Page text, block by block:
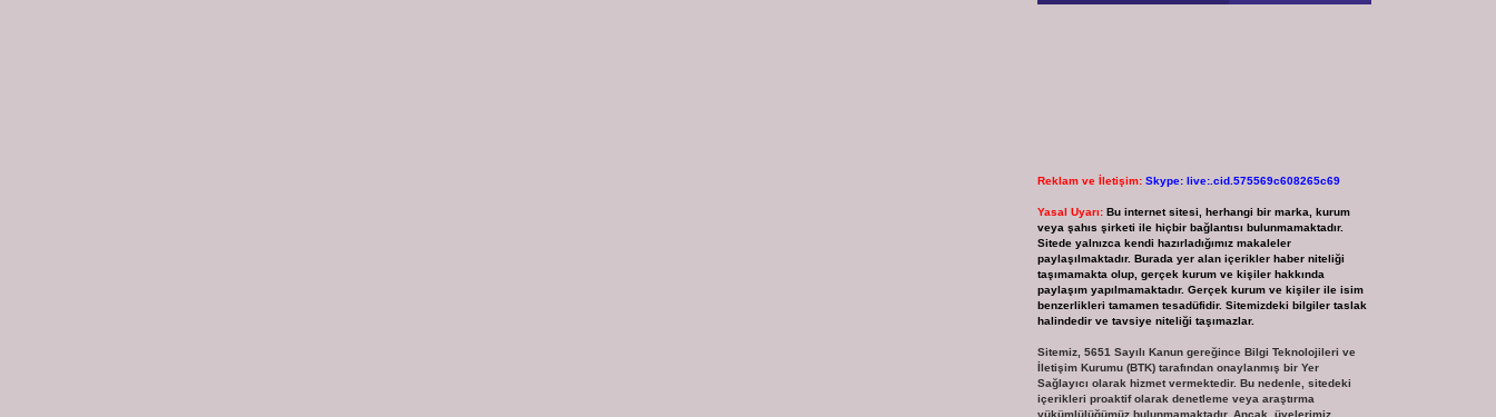
Reklam ve İletişim: Skype: live:.cid.575569c608265c69
Yasal Uyarı: Bu internet sitesi, herhangi bir marka, kurum
veya şahıs şirketi ile hiçbir bağlantısı bulunmamaktadır.
Sitede yalnızca kendi hazırladığımız makaleler
paylaşılmaktadır. Burada yer alan içerikler haber niteliği
taşımamakta olup, gerçek kurum ve kişiler hakkında
paylaşım yapılmamaktadır. Gerçek kurum ve kişiler ile isim
benzerlikleri tamamen tesadüfidir. Sitemizdeki bilgiler taslak
halindedir ve tavsiye niteliği taşımazlar.
Sitemiz, 5651 Sayılı Kanun gereğince Bilgi Teknolojileri ve
İletişim Kurumu (BTK) tarafından onaylanmış bir Yer
Sağlayıcı olarak hizmet vermektedir. Bu nedenle, sitedeki
içerikleri proaktif olarak denetleme veya araştırma